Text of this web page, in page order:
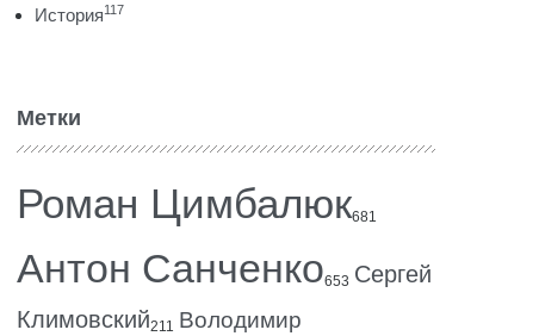
История117
Метки
Роман Цимбалюк681
Антон Санченко653 Сергей
Климовский211 Володимир